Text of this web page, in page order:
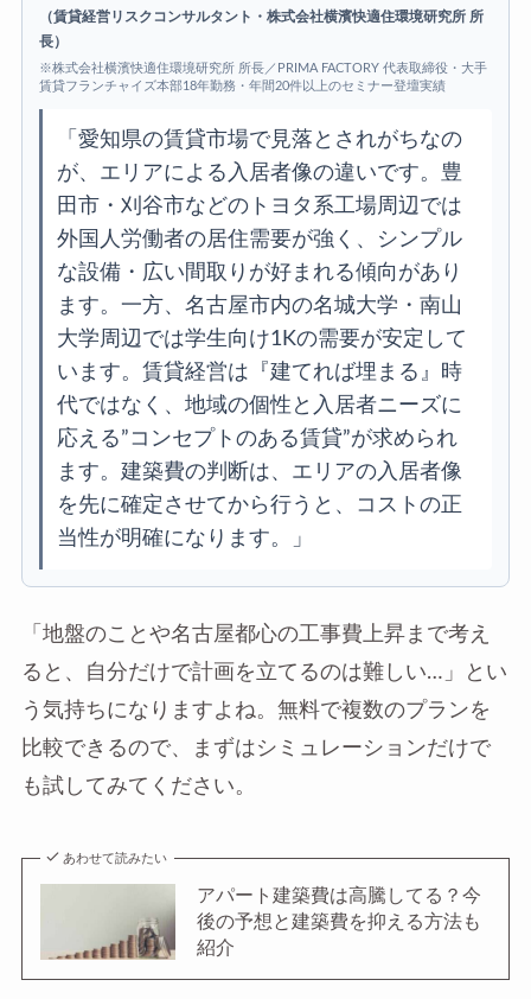
（賃貸経営リスクコンサルタント・株式会社横濱快適住環境研究所 所
長）
※株式会社横濱快適住環境研究所 所長／PRIMA FACTORY 代表取締役・大手
賃貸フランチャイズ本部18年勤務・年間20件以上のセミナー登壇実績
「愛知県の賃貸市場で見落とされがちなの
が、エリアによる入居者像の違いです。豊
田市・刈谷市などのトヨタ系工場周辺では
外国人労働者の居住需要が強く、シンプル
な設備・広い間取りが好まれる傾向があり
ます。一方、名古屋市内の名城大学・南山
大学周辺では学生向け1Kの需要が安定して
います。賃貸経営は『建てれば埋まる』時
代ではなく、地域の個性と入居者ニーズに
応える”コンセプトのある賃貸”が求められ
ます。建築費の判断は、エリアの入居者像
を先に確定させてから行うと、コストの正
当性が明確になります。」
「地盤のことや名古屋都心の工事費上昇まで考え
ると、自分だけで計画を立てるのは難しい…」とい
う気持ちになりますよね。無料で複数のプランを
比較できるので、まずはシミュレーションだけで
も試してみてください。
あわせて読みたい
アパート建築費は高騰してる？今
後の予想と建築費を抑える方法も
紹介